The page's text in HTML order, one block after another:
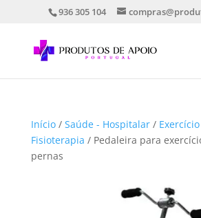
936 305 104
Início/ Saúde - Hospitalar/
Fisioterapia / Pedaleira para
pernas